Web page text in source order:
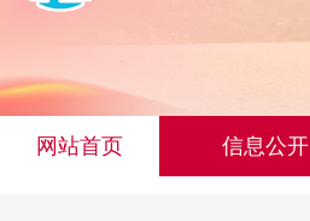
网站首页 信息公开